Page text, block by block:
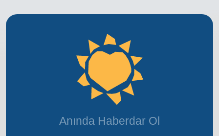
Anında Haberdar Ol